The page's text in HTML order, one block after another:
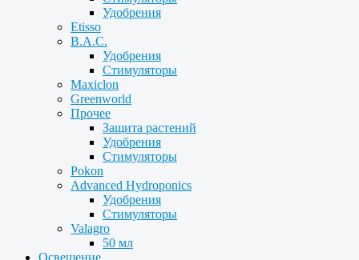
Удобрения
Etisso
B.A.C.
Удобрения
Стимуляторы
Maxiclon
Greenworld
Прочее
Защита растений
Удобрения
Стимуляторы
Pokon
Advanced Hydroponics
Удобрения
Стимуляторы
Valagro
50 мл
Освещение